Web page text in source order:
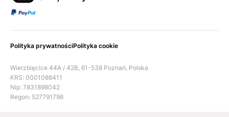
Polityka prywatnościPolityka cookie
Wierzbięcice 44A / 42B, 61-538 Poznań, Polska
KRS: 0001088411
Nip: 7831898042
Regon: 527791798